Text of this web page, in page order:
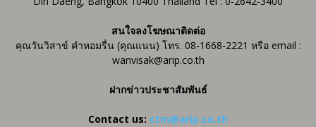
สนใจลงโฆษณาติดต่อ
คุณวันวิสาข์ คำหอมรื่น (คุณแนน) โทร. 08-1668-2221 หรือ email :
wanvisak@arip.co.th
ฝากข่าวประชาสัมพันธ์
Contact us: ctm@arip.co.th